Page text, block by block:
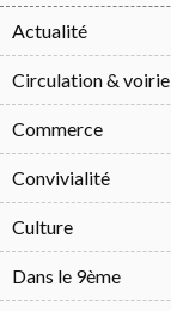
Actualité
Circulation & voirie
Commerce
Convivialité
Culture
Dans le 9ème